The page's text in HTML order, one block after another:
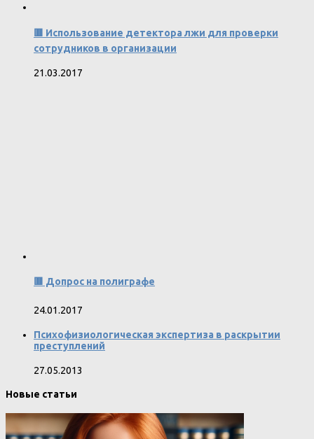
🟥 Использование детектора лжи для проверки
сотрудников в организации
21.03.2017
🟥 Допрос на полиграфе
24.01.2017
Психофизиологическая экспертиза в раскрытии
преступлений
27.05.2013
Новые статьи